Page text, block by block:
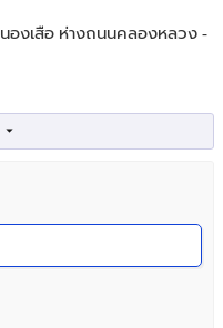
องเสือ ห่างถนนคลองหลวง -